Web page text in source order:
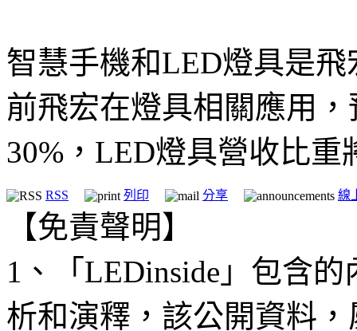
智慧手機和LED燈具是
前飛宏在燈具相關應用
30%，LED燈具營收比重
RSS 列印 分享 線
【免責聲明】
1、「LEDinside」包含
析和演釋，該公開資料